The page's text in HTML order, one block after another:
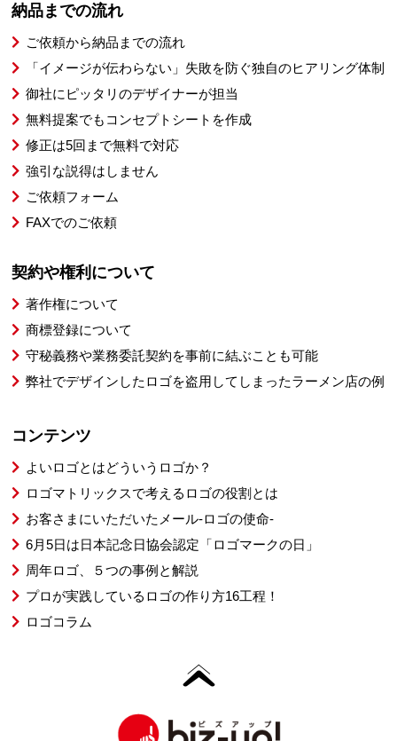
納品までの流れ
ご依頼から納品までの流れ
「イメージが伝わらない」失敗を防ぐ独自のヒアリング体制
御社にピッタリのデザイナーが担当
無料提案でもコンセプトシートを作成
修正は5回まで無料で対応
強引な説得はしません
ご依頼フォーム
FAXでのご依頼
契約や権利について
著作権について
商標登録について
守秘義務や業務委託契約を事前に結ぶことも可能
弊社でデザインしたロゴを盗用してしまったラーメン店の例
コンテンツ
よいロゴとはどういうロゴか？
ロゴマトリックスで考えるロゴの役割とは
お客さまにいただいたメール-ロゴの使命-
6月5日は日本記念日協会認定「ロゴマークの日」
周年ロゴ、５つの事例と解説
プロが実践しているロゴの作り方16工程！
ロゴコラム